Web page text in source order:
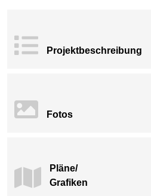
Projekt­beschreibung
Fotos
Pläne/
Grafiken